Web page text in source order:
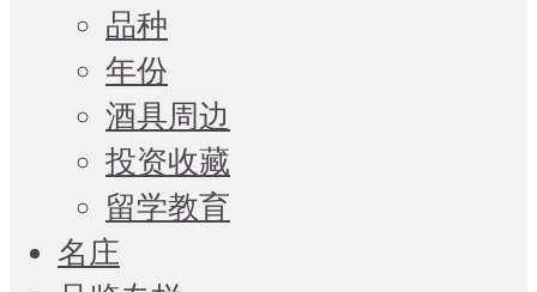
品种
年份
酒具周边
投资收藏
留学教育
名庄